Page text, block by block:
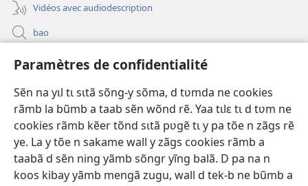
Paramètres de confidentialité
Sẽn na yɩl tɩ sɩtã sõng-y sõma, d tʋmda ne cookies
rãmb la bũmb a taab sẽn wõnd rẽ. Yaa tɩlɛ tɩ d tʋm ne
cookies rãmb kẽer tõnd sɩtã pʋgẽ tɩ y pa tõe n zãgs rẽ
ye. La y tõe n sakame wall y zãgs cookies rãmb a
taabã d sẽn ning yãmb sõngr yĩng balã. D pa na n
koos kibay yãmb mengã zugu, wall d tek-b ne bũmb a
Vidéos avec audiodescription
bao
Kũuni
(ouvre
une
nouvelle
fenêtre)
Watchtower SƐB VAEESG ZĨIGA™
(ouvre
une
nouvelle
fenêtre)
JW Hub ®
(ouvre
une
nouvelle
fenêtre)